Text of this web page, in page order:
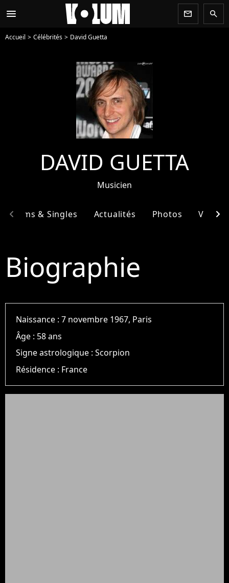
menu newsletter search
Accueil Célébrités David Guetta
DAVID GUETTA
Musicien
Albums & Singles Actualités Photos Vidéos
chevron_left chevron_right
Biographie
Naissance :7 novembre 1967, Paris
Âge : 58 ans
Signe astrologique :Scorpion
Résidence : France